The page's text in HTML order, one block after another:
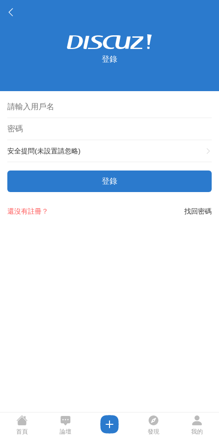
登錄
安全提問(未設置請忽略)
登錄
找回密碼
還沒有註冊？
首頁 論壇 發現 我的